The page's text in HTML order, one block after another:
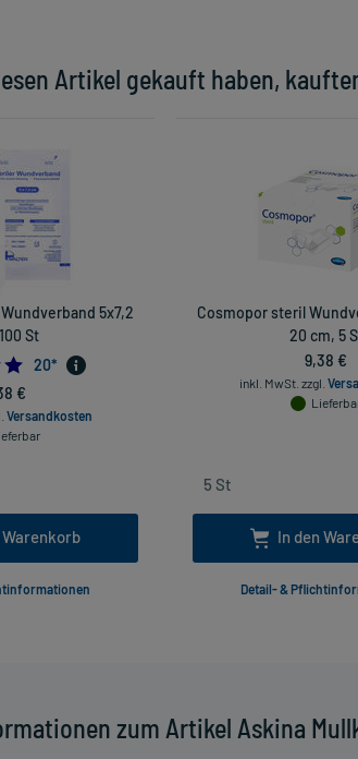
zum Artikel Askina
Artikel gekauft haben,
5x7,2
St
4.75
20*
€
Versandkosten
Warenkorb
Cosmopor steril
20 cm, 5
9,38 €
inkl. MwSt. zzgl.
In den
Detail- &